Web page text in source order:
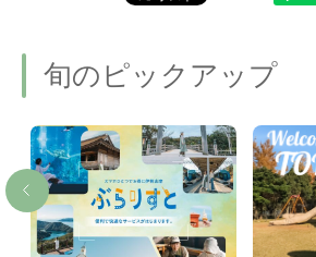
旬のピックアップ